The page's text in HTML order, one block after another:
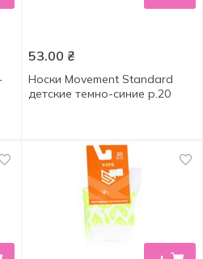
53.00 ₴
Носки Movement Standard
детские темно-синие р.20